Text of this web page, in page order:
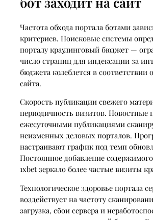
Частота обхода портала ботами
критериев. Поисковые системы
порталу краулинговый бюджет —
число страниц для индексации за
бюджета колеблется в соответствии
сайта.
Скорость публикации свежего
периодичность визитов. Новостные
ежесуточными публикациями
неизменных деловых порталов.
настраивают график под темп
Постоянное добавление
1xbet зеркало более частые визиты
Технологическое здоровье портала
воздействует на частоту
загрузка, сбои сервера и